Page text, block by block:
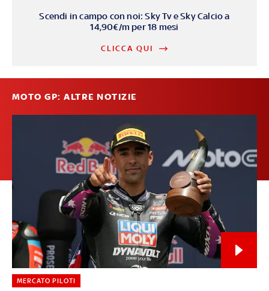
Scendi in campo con noi: Sky Tv e Sky Calcio a
14,90€/m per 18 mesi
CLICCA QUI
MOTO GP: ALTRE NOTIZIE
MERCATO PILOTI